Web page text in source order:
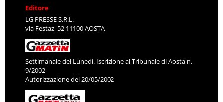
Editore
LG PRESSE S.R.L.
via Festaz, 52 11100 AOSTA
Settimanale del Lunedì. Iscrizione al Tribunale di Aosta n.
9/2002
Autorizzazione del 20/05/2002